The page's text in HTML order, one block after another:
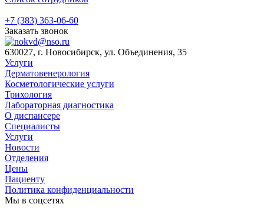
+7 (383) 363-06-60
Заказать звонок
630027, г. Новосибирск, ул. Объединения, 35
Услуги
Дерматовенерология
Косметологические услуги
Трихология
Лабораторная диагностика
О диспансере
Специалисты
Услуги
Новости
Отделения
Цены
Пациенту
Политика конфиденциальности
Мы в соцсетях